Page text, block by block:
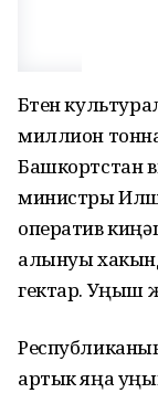
Бөтен
миллион
Башкортстан
министры
оператив
алынуы
гектар. Уңыш
артык яңа